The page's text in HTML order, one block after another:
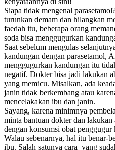
Siapa tidak mengenal
turunkan demam dan hilangkan
faedah itu, beberapa orang
soda bisa menggugurkan
Saat sebelum mengulas
kandungan dengan parasetamol,
menggugurkan kandungan itu
negatif. Dokter bisa jadi lakukan
yang memicu. Misalkan, ada
janin tidak berkembang atau
mencelakakan ibu dan janin.
Sayang, karena minimnya
minta bantuan dokter dan
dengan konsumsi obat penggugur
Walau sebenarnya, hal itu benar-
ibu. Salah satunya cara yang